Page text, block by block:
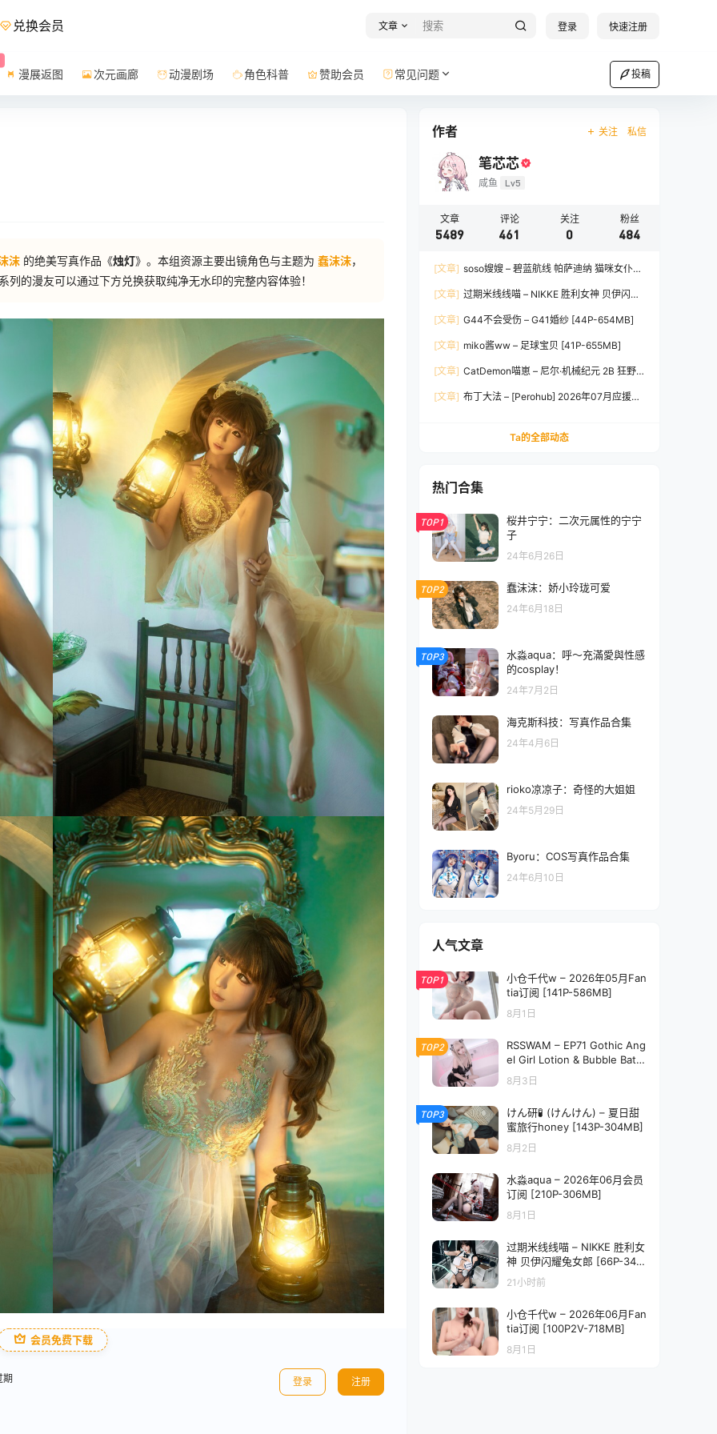
兑换会员 文章 登录 快速注册
漫展返图 次元画廊 动漫剧场 角色科普 赞助会员 常见问题 投稿
沫 的绝美写真作品《烛灯》。本组资源主要出镜角色与主题为 蠢沫沫，
列的漫友可以通过下方兑换获取纯净无水印的完整内容体验！
会员免费下载
期 登录 注册
作者 关注 私信
笔芯芯
咸鱼 Lv5
文章
5489
评论
461
关注
0
粉丝
484
[文章] soso嫂嫂 – 碧蓝航线 帕萨迪纳 猫咪女仆
[文章] 过期米线线喵 – NIKKE 胜利女神 贝伊闪耀
[文章] G44不会受伤 – G41婚纱 [44P-654MB]
[文章] miko酱ww – 足球宝贝 [41P-655MB]
[文章] CatDemon喵崽 – 尼尔·机械纪元 2B 狂野
[文章] 布丁大法 – [Perohub] 2026年07月应援团
Ta的全部动态
热门合集
TOP1
桜井宁宁：二次元属性的宁宁
子
24年6月26日
TOP2 蠢沫沫：娇小玲珑可爱
24年6月18日
TOP3
水淼aqua：呼～充滿愛與性感
的cosplay！
24年7月2日
海克斯科技：写真作品合集
24年4月6日
rioko凉凉子：奇怪的大姐姐
24年5月29日
Byoru：COS写真作品合集
24年6月10日
人气文章
TOP1
小仓千代w – 2026年05月Fan
tia订阅 [141P-586MB]
8月1日
TOP2
RSSWAM – EP71 Gothic Ang
el Girl Lotion & Bubble Bath
[340P1V-3.17GB]
8月3日
TOP3
けん研🧪 (けんけん) – 夏日甜
蜜旅行honey [143P-304MB]
8月2日
水淼aqua – 2026年06月会员
订阅 [210P-306MB]
8月1日
过期米线线喵 – NIKKE 胜利女
神 贝伊闪耀兔女郎 [66P-347
MB]
21小时前
小仓千代w – 2026年06月Fan
tia订阅 [100P2V-718MB]
8月1日